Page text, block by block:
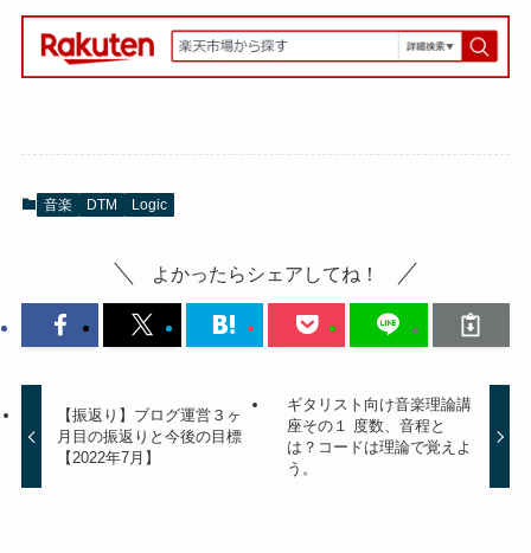
音楽 DTM Logic
よかったらシェアしてね！
【振返り】ブログ運営３ヶ
月目の振返りと今後の目標
【2022年7月】
ギタリスト向け音楽理論講
座その１ 度数、音程と
は？コードは理論で覚えよ
う。